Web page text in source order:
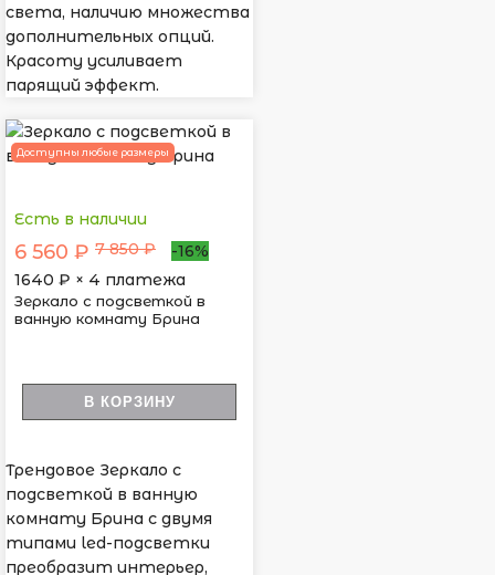
света, наличию множества
дополнительных опций.
Красоту усиливает
парящий эффект.
Доступны любые размеры
Есть в наличии
6 560 ₽ 7 850 ₽
-16%
1640 ₽ × 4 платежа
Зеркало с подсветкой в
ванную комнату Брина
В КОРЗИНУ
Трендовое Зеркало с
подсветкой в ванную
комнату Брина с двумя
типами led-подсветки
преобразит интерьер,